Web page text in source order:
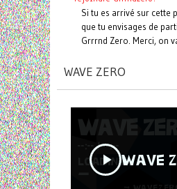
Si tu es arrivé sur cette
que tu envisages de
Grrrnd Zero. Merci, on
WAVE ZERO